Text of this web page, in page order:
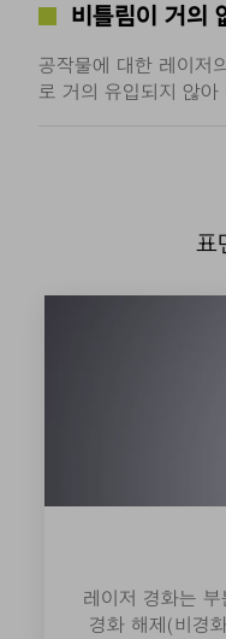
비틀림이 거의
공작물에 대한 레이저
로 거의 유입되지 않아
표
레이저 경화는
경화 해제(비경